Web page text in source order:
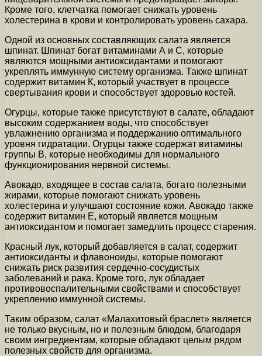
Кроме того, клетчатка помогает снижать уровень
холестерина в крови и контролировать уровень сахара.
Одной из основных составляющих салата является
шпинат. Шпинат богат витаминами А и С, которые
являются мощными антиоксидантами и помогают
укреплять иммунную систему организма. Также шпинат
содержит витамин К, который участвует в процессе
свертывания крови и способствует здоровью костей.
Огурцы, которые также присутствуют в салате, обладают
высоким содержанием воды, что способствует
увлажнению организма и поддержанию оптимального
уровня гидратации. Огурцы также содержат витамины
группы В, которые необходимы для нормального
функционирования нервной системы.
Авокадо, входящее в состав салата, богато полезными
жирами, которые помогают снижать уровень
холестерина и улучшают состояние кожи. Авокадо также
содержит витамин Е, который является мощным
антиоксидантом и помогает замедлить процесс старения.
Красный лук, который добавляется в салат, содержит
антиоксиданты и флавоноиды, которые помогают
снижать риск развития сердечно-сосудистых
заболеваний и рака. Кроме того, лук обладает
противовоспалительными свойствами и способствует
укреплению иммунной системы.
Таким образом, салат «Малахитовый браслет» является
не только вкусным, но и полезным блюдом, благодаря
своим ингредиентам, которые обладают целым рядом
полезных свойств для организма.